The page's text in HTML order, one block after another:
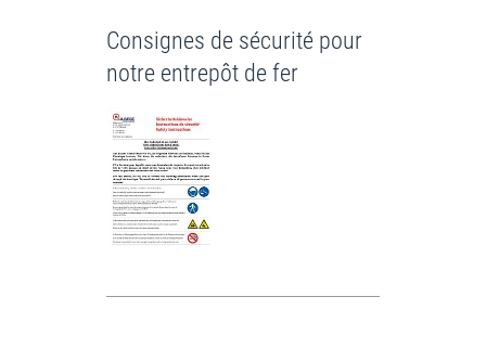
Consignes de sécurité pour
notre entrepôt de fer